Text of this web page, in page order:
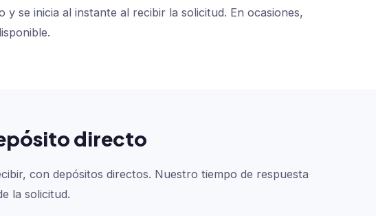
se inicia al instante al recibir la solicitud. En ocasiones,
directo
con depósitos directos. Nuestro tiempo de respuesta
la solicitud.